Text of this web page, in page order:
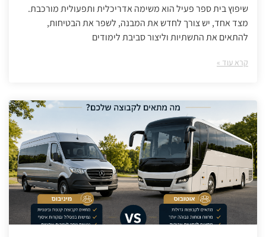
שיפוץ בית ספר פעיל הוא משימה אדריכלית ותפעולית מורכבת.
מצד אחד, יש צורך לחדש את המבנה, לשפר את הבטיחות,
להתאים את התשתיות וליצור סביבת לימודים
קרא עוד »